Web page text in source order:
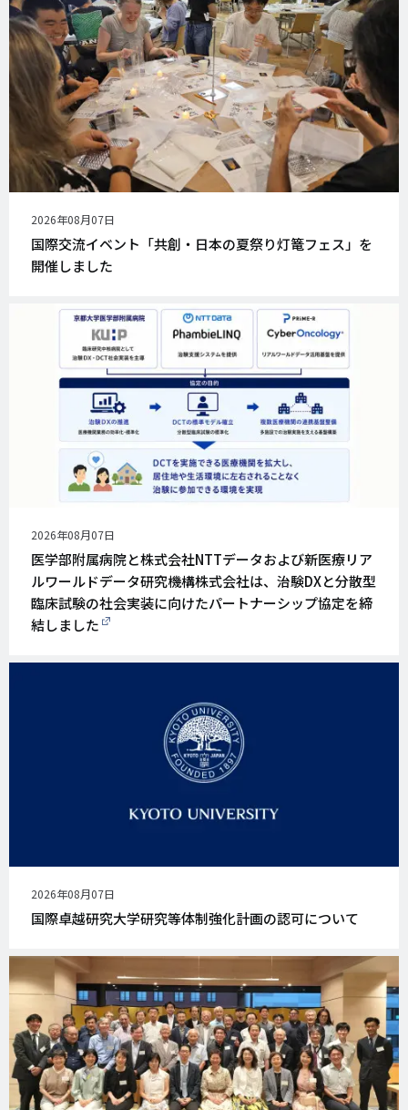
公
開
日
2026年08月07日
国際交流イベント「共創・日本の夏祭り灯篭フェス」を
開催しました
公
開
日
2026年08月07日
医学部附属病院と株式会社NTTデータおよび新医療リア
ルワールドデータ研究機構株式会社は、治験DXと分散型
臨床試験の社会実装に向けたパートナーシップ協定を締
結しました
公
開
日
2026年08月07日
国際卓越研究大学研究等体制強化計画の認可について